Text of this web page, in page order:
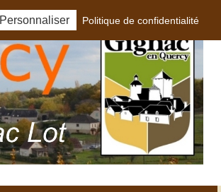
Personnaliser Politique de confidentialité